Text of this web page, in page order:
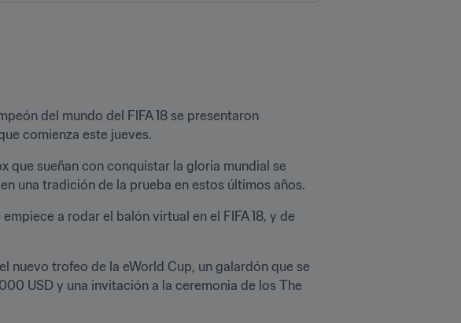
del mundo del FIFA 18 se presentaron
comienza este jueves.
que sueñan con conquistar la gloria mundial se
una tradición de la prueba en estos últimos años.
a rodar el balón virtual en el FIFA 18, y de
nuevo trofeo de la eWorld Cup, un galardón que se
USD y una invitación a la ceremonia de los The